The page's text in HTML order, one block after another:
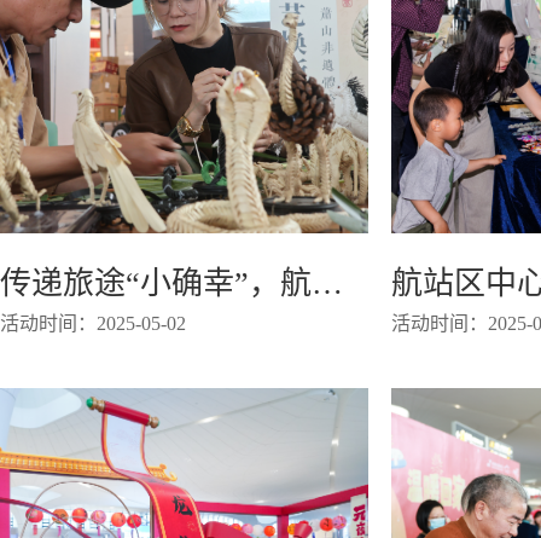
传递旅途“小确幸”，航站区中心顺利举办萧山非遗系列体验活动
活动时间：2025-05-02 活动时间：2025-